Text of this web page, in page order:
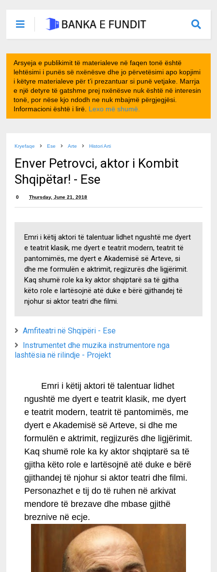
Arsyeja e publikimit të materialeve në faqen tonë është
lehtësimi i punës së nxënësve dhe jo përvetësimi apo kopjimi
i këtyre materialeve për t’i prezantuar si punë vetjake. Marrja
e një detyre të gatshme prej nxënësve nuk është në interesin
tonë, por nëse kjo ndodh ne nuk mbajmë përgjegjësi.
Informacioni është i lirë. Lexo më shumë.
Kryefaqe Ese Arte Histori Arti
Enver Petrovci, aktor i Kombit
Shqipëtar! - Ese
0 Thursday, June 21, 2018
Emri i këtij aktori të talentuar lidhet ngushtë me dyert
e teatrit klasik, me dyert e teatrit modern, teatrit të
pantomimës, me dyert e Akademisë së Arteve, si
dhe me formulën e aktrimit, regjizurës dhe ligjërimit.
Kaq shumë role ka ky aktor shqiptarë sa të gjitha
këto role e lartësojnë atë duke e bërë gjithandej të
njohur si aktor teatri dhe filmi.
Amfiteatri në Shqipëri - Ese
Instrumentet dhe muzika instrumentore nga
lashtësia në rilindje - Projekt
Emri i këtij aktori të talentuar lidhet
ngushtë me dyert e teatrit klasik, me dyert
e teatrit modern, teatrit të pantomimës, me
dyert e Akademisë së Arteve, si dhe me
formulën e aktrimit, regjizurës dhe ligjërimit.
Kaq shumë role ka ky aktor shqiptarë sa të
gjitha këto role e lartësojnë atë duke e bërë
gjithandej të njohur si aktor teatri dhe filmi.
Personazhet e tij do të ruhen në arkivat
mendore të brezave dhe mbase gjithë
breznive në ecje.